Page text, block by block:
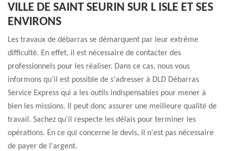
VILLE DE SAINT SEURIN SUR L ISLE ET SES
ENVIRONS
Les travaux de débarras se démarquent par leur extrême
difficulté. En effet, il est nécessaire de contacter des
professionnels pour les réaliser. Dans ce cas, nous vous
informons qu'il est possible de s'adresser à DLD Débarras
Service Express qui a les outils indispensables pour mener à
bien les missions. Il peut donc assurer une meilleure qualité de
travail. Sachez qu'il respecte les délais pour terminer les
opérations. En ce qui concerne le devis, il n'est pas nécessaire
de payer de l'argent.